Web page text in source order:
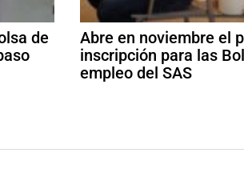
de
Abre en noviembre el
inscripción para las
empleo del SAS